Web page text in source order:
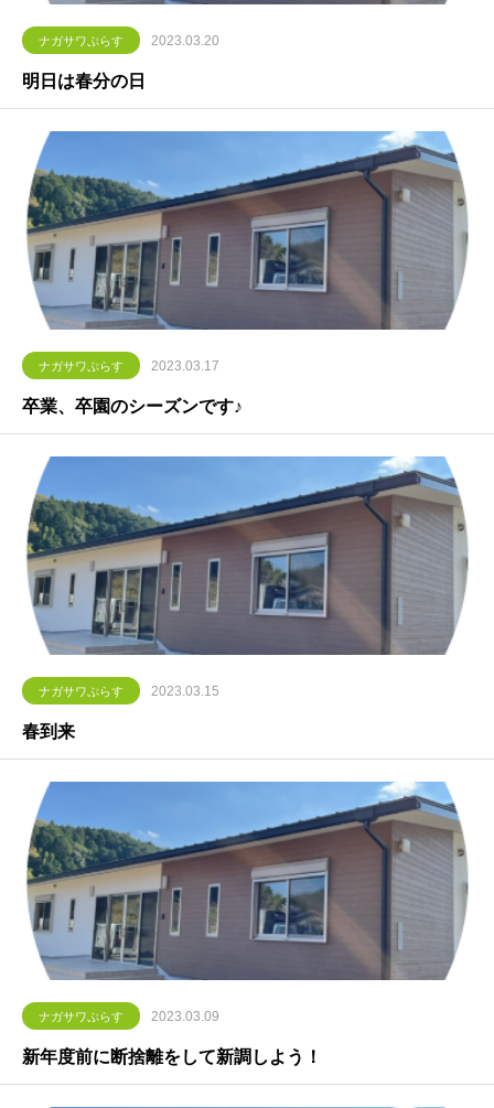
ナガサワぷらす 2023.03.20
明日は春分の日
ナガサワぷらす 2023.03.17
卒業、卒園のシーズンです♪
ナガサワぷらす 2023.03.15
春到来
ナガサワぷらす 2023.03.09
新年度前に断捨離をして新調しよう！